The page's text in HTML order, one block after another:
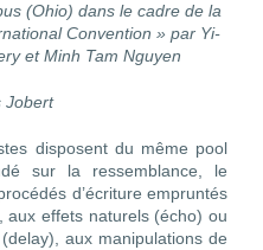
(Ohio) dans le cadre de la
Convention » par Yi-
et Minh Tam Nguyen
Jobert
disposent du même pool
sur la ressemblance, le
d’écriture empruntés
effets naturels (écho) ou
aux manipulations de